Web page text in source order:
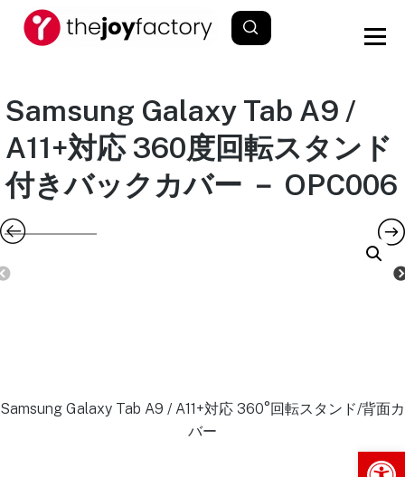
Samsung Galaxy Tab A9 /
A11+対応 360度回転スタンド
付きバックカバー － OPC006
Samsung Galaxy Tab A9 / A11+対応 360°回転スタンド/背面カ
バー